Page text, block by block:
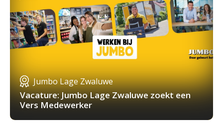
Jumbo Lage Zwaluwe
Vacature: Jumbo Lage Zwaluwe zoekt een
Vers Medewerker